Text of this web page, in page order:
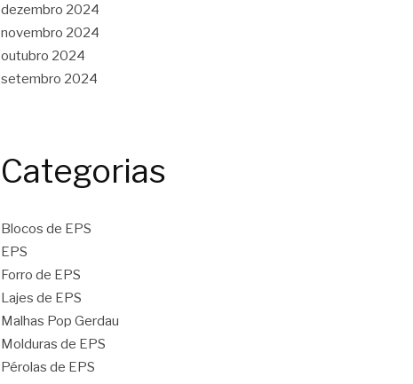
dezembro 2024
novembro 2024
outubro 2024
setembro 2024
Categorias
Blocos de EPS
EPS
Forro de EPS
Lajes de EPS
Malhas Pop Gerdau
Molduras de EPS
Pérolas de EPS